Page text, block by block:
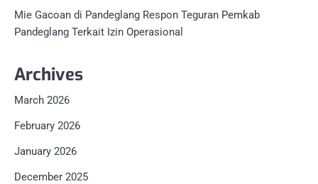
Mie Gacoan di Pandeglang Respon Teguran Pemkab
Pandeglang Terkait Izin Operasional
Archives
March 2026
February 2026
January 2026
December 2025